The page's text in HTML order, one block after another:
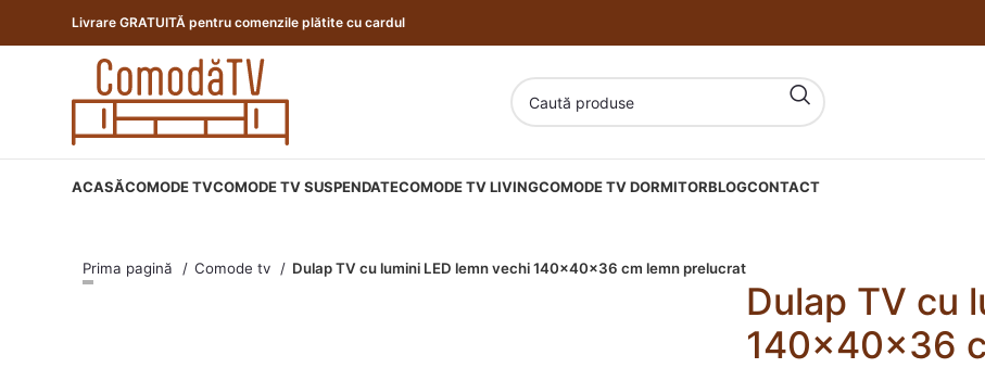
Livrare GRATUITĂ pentru comenzile plătite cu cardul
ACASĂCOMODE TVCOMODE TV SUSPENDATECOMODE TV LIVINGCOMODE TV DORMITORBLOGCONTACT
Prima pagină Comode tv Dulap TV cu lumini LED lemn vechi 140x40x36 cm lemn prelucrat
Dulap TV cu
140x40x36